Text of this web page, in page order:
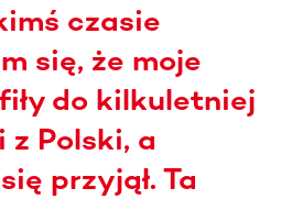
czasie
się, że moje
do kilkuletniej
Polski, a
przyjął. Ta